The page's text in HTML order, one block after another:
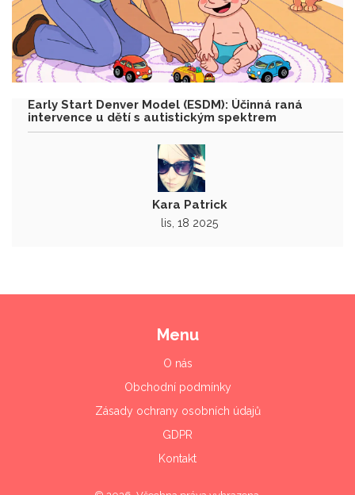
Early Start Denver Model (ESDM): Účinná raná
intervence u dětí s autistickým spektrem
Kara Patrick
lis, 18 2025
Menu
O nás
Obchodní podmínky
Zásady ochrany osobních údajů
GDPR
Kontakt